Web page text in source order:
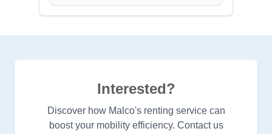
Interested?
Discover how Malco's renting service can
boost your mobility efficiency. Contact us